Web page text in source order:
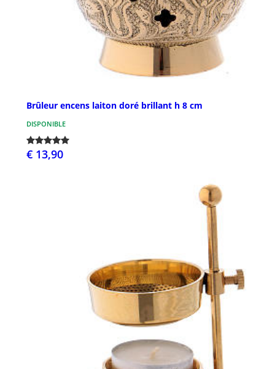
Brûleur encens laiton doré brillant h 8 cm
DISPONIBLE
€ 13,90